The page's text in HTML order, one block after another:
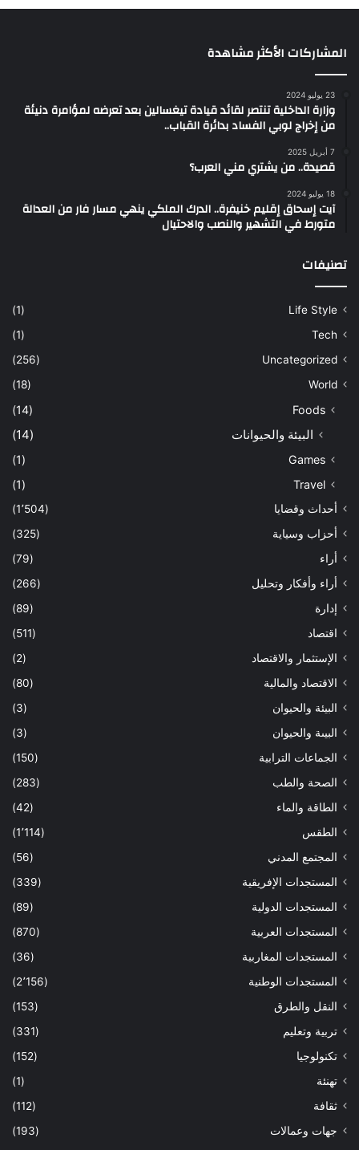
المشاركات الأكثر مشاهدة
23 يوليو 2024
وزارة الداخلية تنتصر لقائد قيادة تيغسالين بعد تعرضه لمؤامرة دنيئة
من إخراج لوبي الفساد بدائرة القباب..
7 أبريل 2025
قصيدة.. من يشتري مني العرب؟
18 يوليو 2024
آيت إسحاق إقليم خنيفرة.. الدرك الملكي ينهي مسار فار من العدالة
متورط في التشهير والنصب والاحتيال
تصنيفات
Life Style
(1)
Tech
(1)
Uncategorized
(256)
World
(18)
Foods
(14)
البيئة والحيوانات (14)
Games
(1)
Travel
(1)
أحداث وقضايا
(1٬504)
أحزاب وسياية
(325)
أراء
(79)
أراء وأفكار وتحليل
(266)
إدارة
(89)
اقتصاد
(511)
الإستثمار والاقتصاد
(2)
الاقتصاد والمالية
(80)
البيئة والحيوان
(3)
البيىة والحيوان
(3)
الجماعات الترابية
(150)
الصحة والطب
(283)
الطاقة والماء
(42)
الطقس
(1٬114)
المجتمع المدني
(56)
المستجدات الإفريقية
(339)
المستجدات الدولية
(89)
المستجدات العربية
(870)
المستجدات المغاربية
(36)
المستجدات الوطنية
(2٬156)
النقل والطرق
(153)
تربية وتعليم
(331)
تكنولوجيا
(152)
تهنئة
(1)
ثقافة
(112)
جهات وعمالات
(193)